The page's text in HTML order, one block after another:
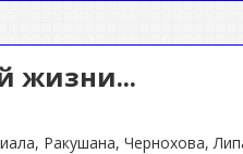
жизни...
Ракушана, Чернохова,